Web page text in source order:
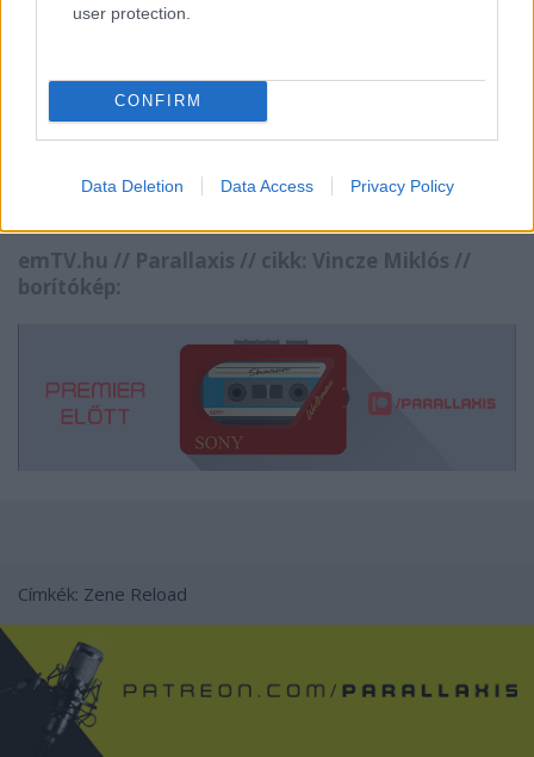
user protection.
CONFIRM
Data Deletion Data Access Privacy Policy
emTV.hu // Parallaxis // cikk: Vincze Miklós //
borítókép:
Címkék: Zene Reload